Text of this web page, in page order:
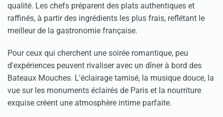
qualité. Les chefs préparent des plats authentiques et
raffinés, à partir des ingrédients les plus frais, reflétant le
meilleur de la gastronomie française.
Pour ceux qui cherchent une soirée romantique, peu
d'expériences peuvent rivaliser avec un dîner à bord des
Bateaux Mouches. L'éclairage tamisé, la musique douce, la
vue sur les monuments éclairés de Paris et la nourriture
exquise créent une atmosphère intime parfaite.